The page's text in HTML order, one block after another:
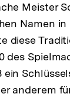
der
Meister
Namen in
diese
des
anderem